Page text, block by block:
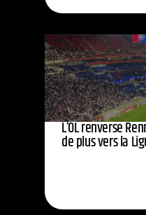
L’OL renverse
de plus vers la